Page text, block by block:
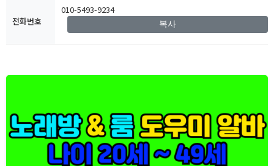
전화번호
010-5493-9234
복사